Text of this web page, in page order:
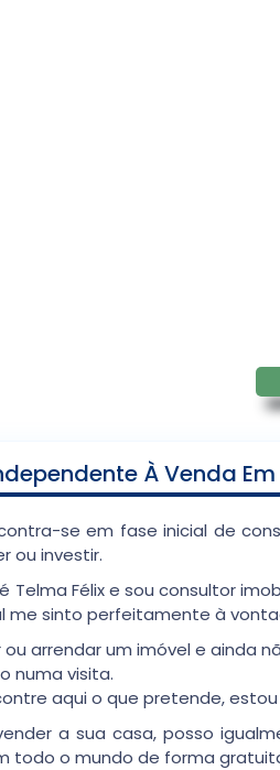
À Venda
se em fase inicial de
ou investir.
Telma Félix e sou consultor
me sinto perfeitamente à
ou arrendar um imóvel e ainda
numa visita.
aqui o que pretende,
a sua casa, posso
todo o mundo de forma